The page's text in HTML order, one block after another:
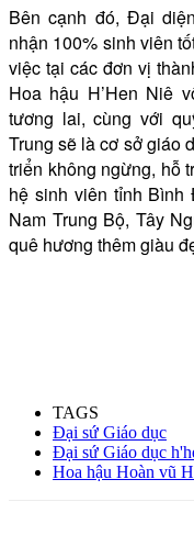
Bên cạnh đó, Đại
nhận 100% sinh viên
việc tại các đơn vị
Hoa hậu H’Hen Niê
tương lai, cùng với
Trung sẽ là cơ sở giáo
triển không ngừng, hỗ
hệ sinh viên tỉnh
Nam Trung Bộ, Tây
quê hương thêm giàu
TAGS
Đại sứ Giáo dục
Đại sứ Giáo dục
Hoa hậu Hoàn vũ